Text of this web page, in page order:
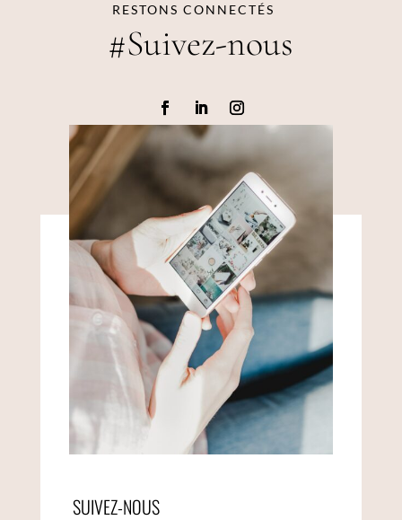
RESTONS CONNECTÉS
#Suivez-nous
SUIVEZ-NOUS